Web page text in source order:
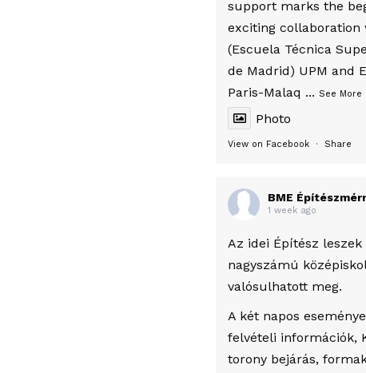
support marks the
exciting collaboration
(Escuela Técnica
de Madrid) UPM and
Paris-Malaq ... See More
Photo
View on Facebook · Share
BME
1 week ago
Az idei Építész
nagyszámú
valósulhatott meg.
A két napos
felvételi információk,
torony bejárás,